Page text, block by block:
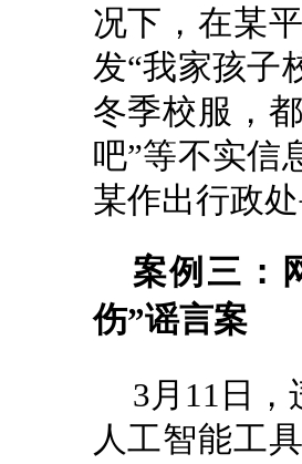
况下，在某
发“我家孩子
冬季校服，
吧”等不实信
某作出行政
案例三：
伤”谣言案
3月11日
人工智能工